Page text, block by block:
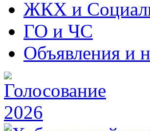
ЖКХ и
ГО и ЧС
Объявления и